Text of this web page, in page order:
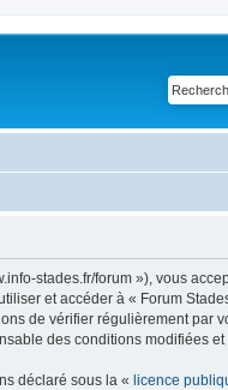
stades.fr/forum »), vous
et accéder à « Forum
de vérifier régulièrement par
des conditions modifiées et
déclaré sous la « licence